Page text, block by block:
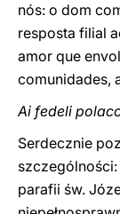
nós: o dom
resposta filial
amor que
comunidades,
Ai fedeli
Serdecznie
parafii św.